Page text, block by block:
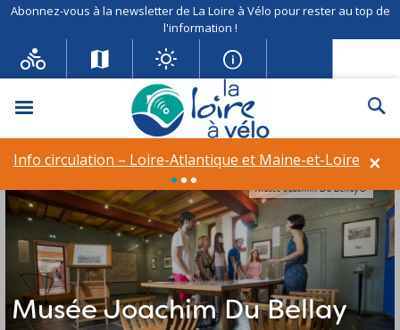
Abonnez-vous à la newsletter de La Loire à Vélo pour rester au top de
l'information !
Menu
×
Info circulation – Loire-Atlantique et Maine-et-Loire
Musée Joachim Du Bellay
Musée Joachim Du Bellay©